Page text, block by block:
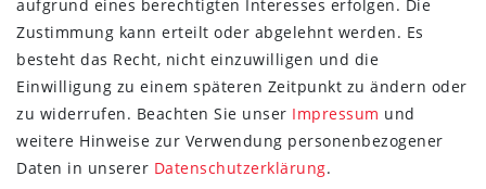
ZAHLUNG & VERSAND
UNSER VERSPRECHEN
aufgrund eines berechtigten Interesses erfolgen. Die
Zustimmung kann erteilt oder abgelehnt werden. Es
besteht das Recht, nicht einzuwilligen und die
Einwilligung zu einem späteren Zeitpunkt zu ändern oder
zu widerrufen. Beachten Sie unser Impressum und
weitere Hinweise zur Verwendung personenbezogener
Daten in unserer Daten­schutz­erklärung.